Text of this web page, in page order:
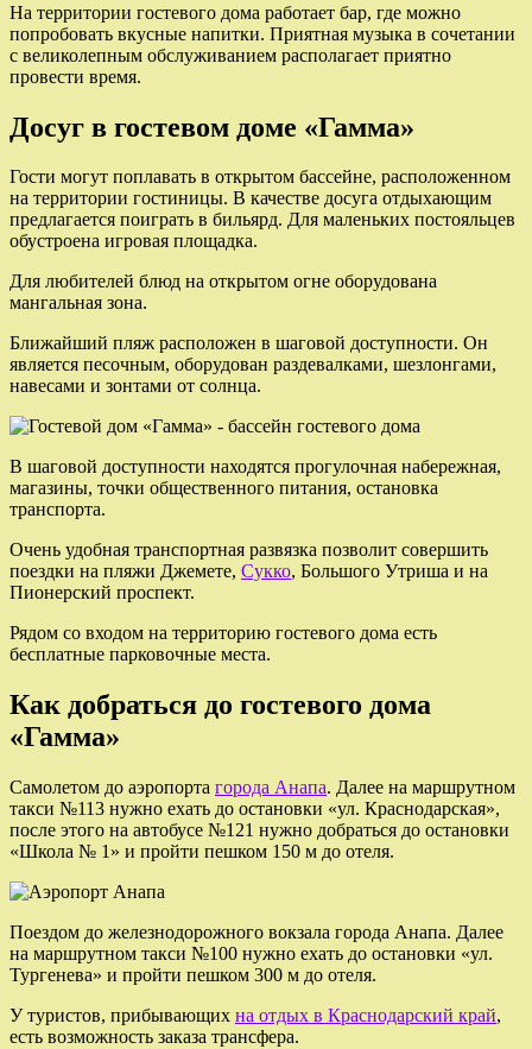
На территории гостевого дома работает бар, где можно
попробовать вкусные напитки. Приятная музыка в сочетании
с великолепным обслуживанием располагает приятно
провести время.
Досуг в гостевом доме «Гамма»
Гости могут поплавать в открытом бассейне, расположенном
на территории гостиницы. В качестве досуга отдыхающим
предлагается поиграть в бильярд. Для маленьких постояльцев
обустроена игровая площадка.
Для любителей блюд на открытом огне оборудована
мангальная зона.
Ближайший пляж расположен в шаговой доступности. Он
является песочным, оборудован раздевалками, шезлонгами,
навесами и зонтами от солнца.
В шаговой доступности находятся прогулочная набережная,
магазины, точки общественного питания, остановка
транспорта.
Очень удобная транспортная развязка позволит совершить
поездки на пляжи Джемете, Сукко, Большого Утриша и на
Пионерский проспект.
Рядом со входом на территорию гостевого дома есть
бесплатные парковочные места.
Как добраться до гостевого дома
«Гамма»
Самолетом до аэропорта города Анапа. Далее на маршрутном
такси №113 нужно ехать до остановки «ул. Краснодарская»,
после этого на автобусе №121 нужно добраться до остановки
«Школа № 1» и пройти пешком 150 м до отеля.
Поездом до железнодорожного вокзала города Анапа. Далее
на маршрутном такси №100 нужно ехать до остановки «ул.
Тургенева» и пройти пешком 300 м до отеля.
У туристов, прибывающих на отдых в Краснодарский край,
есть возможность заказа трансфера.